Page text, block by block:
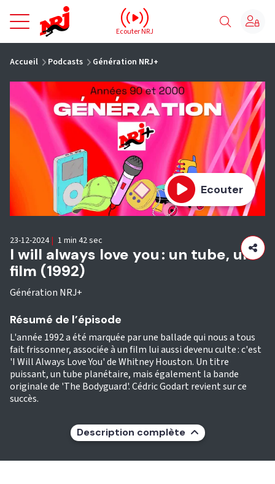
NRJ - Accueil
Ecouter NRJ
Accueil Podcasts Génération NRJ+
Ecouter
I will always love you : un tube, un
film (1992)
Génération NRJ+
23-12-2024 | 1 min 42 sec
Résumé de l’épisode
L'année 1992 a été marquée par une ballade qui nous a tous
fait frissonner, associée à un film lui aussi devenu culte : c'est
'I Will Always Love You' de Whitney Houston. Un titre
puissant, un tube planétaire, mais également la bande
originale de 'The Bodyguard'. Cédric Godart revient sur ce
succès.
Description complète